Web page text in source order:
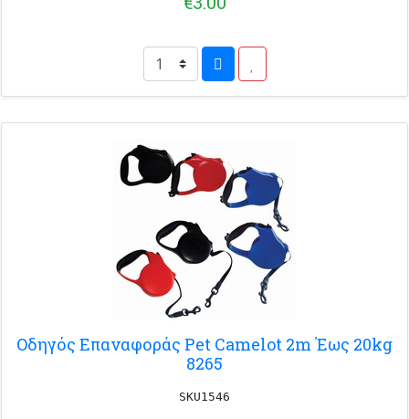
Οδηγός Επαναφοράς Pet Camelot 2m Έως 20kg
8265
SKU1546